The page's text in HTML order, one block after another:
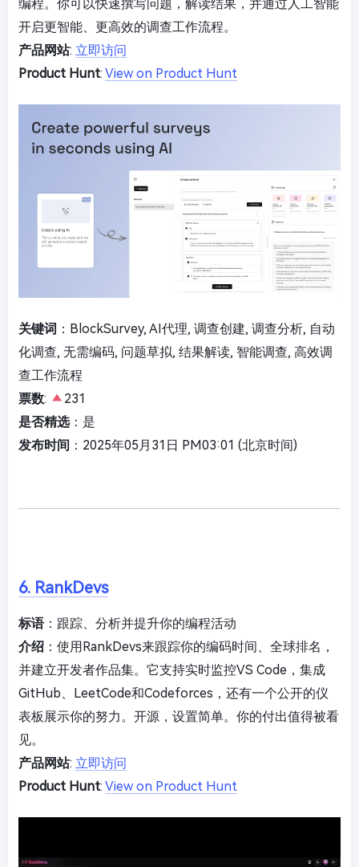
编程。你可以快速撰写问题，解读结果，并通过人工智能
开启更智能、更高效的调查工作流程。
产品网站: 立即访问
Product Hunt: View on Product Hunt
关键词 ：BlockSurvey, AI代理, 调查创建, 调查分析, 自动
化调查, 无需编码, 问题草拟, 结果解读, 智能调查, 高效调
查工作流程
票数:
231
是否精选：是
发布时间 ：2025年05月31日 PM03:01 (北京时间)
6. RankDevs
标语：跟踪、分析并提升你的编程活动
介绍 ：使用RankDevs来跟踪你的编码时间、全球排名，
并建立开发者作品集。它支持实时监控VS Code，集成
GitHub、LeetCode和Codeforces，还有一个公开的仪
表板展示你的努力。开源，设置简单。你的付出值得被看
见。
产品网站: 立即访问
Product Hunt: View on Product Hunt